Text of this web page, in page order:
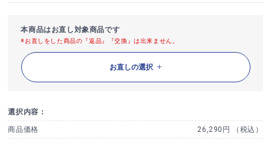
本商品はお直し対象商品です
※お直しをした商品の『返品』『交換』は出来ません。
お直しの選択
選択内容：
商品価格 26,290円 （税込）